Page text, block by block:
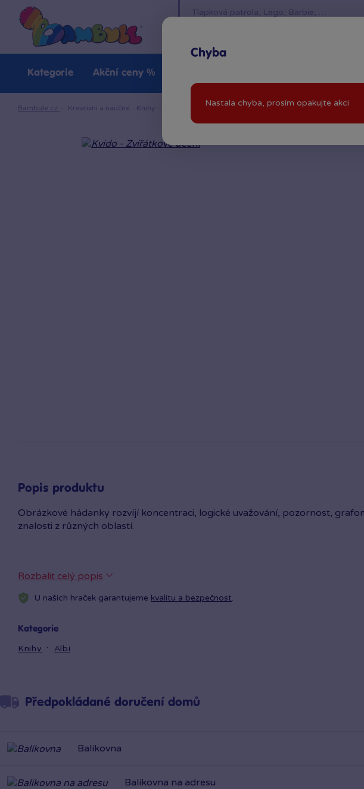
Kategorie Akční ceny %
Bambule.cz · Kreativní a naučné · Knihy Kvído - Zvířátkové učení
Popis produktu
Obrázkové hádanky rozvíjí koncen­traci, logické uvažování, po­zornost,
znalosti z různých oblastí.
Rozbalit celý popis
U našich hraček garantujeme kvalitu a bezpečnost.
Kategorie
Knihy Albi
Předpokládané doručení domů
Balíkovna
Balíkovna na adresu
Chyba
Nastala chyba, prosím opakujte akci